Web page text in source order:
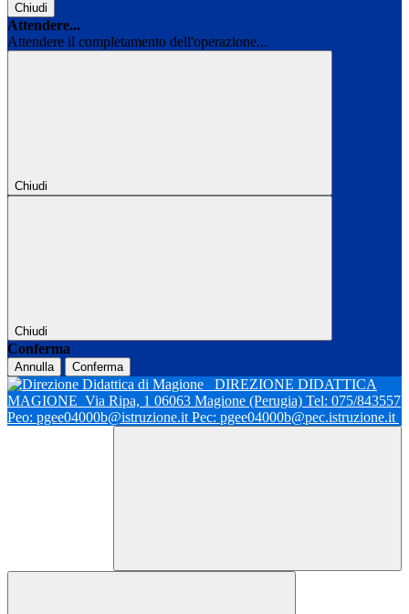
Chiudi
Attendere...
Attendere il completamento dell'operazione...
Chiudi
Chiudi
Conferma
Annulla Conferma
DIREZIONE DIDATTICA
MAGIONE Via Ripa, 1 06063 Magione (Perugia) Tel: 075/843557
Peo: pgee04000b@istruzione.it Pec: pgee04000b@pec.istruzione.it